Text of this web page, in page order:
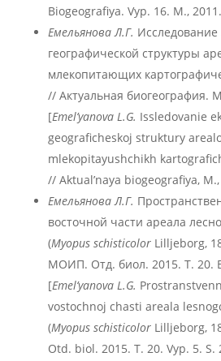
Biogeografiya. Vyp. 16. M.,
Емельянова Л.Г. Исследование
географической структуры
млекопитающих
// Актуальная биогеография.
[Emel’yanova L.G. Issledovanie
geograficheskoj struktury
mlekopitayushchikh
// Aktual’naya biogeografiya,
Емельянова Л.Г.
восточной части ареала
(Myopus schisticolorLilljeborg,
МОИП. Отд. биол. 2015. Т. 20.
[Emel’yanova L.G.
vostochnoj chasti areala
(Myopus schisticolorLilljeborg,
Otd. biol. 2015. T. 20. Vyp. 5. S.